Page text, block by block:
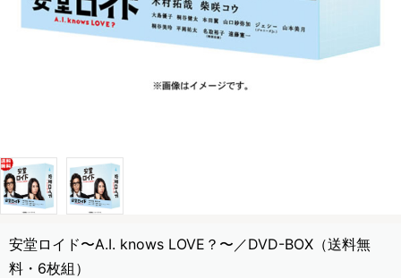
安堂ロイド〜A.I. knows LOVE？〜／DVD-BOX（送料無
料・6枚組）